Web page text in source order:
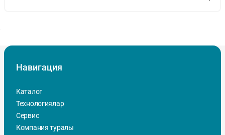
Навигация
Каталог
Технологиялар
Сервис
Компания туралы